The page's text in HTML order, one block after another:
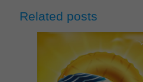
Related posts